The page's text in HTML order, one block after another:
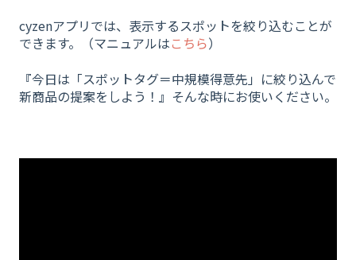
cyzenアプリでは、表示するスポットを絞り込むことが
できます。（マニュアルはこちら）
『今日は「スポットタグ＝中規模得意先」に絞り込んで
新商品の提案をしよう！』そんな時にお使いください。